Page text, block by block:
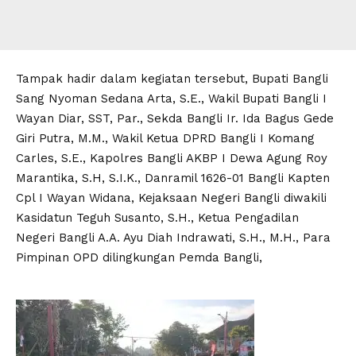
Tampak hadir dalam kegiatan tersebut, Bupati Bangli
Sang Nyoman Sedana Arta, S.E., Wakil Bupati Bangli I
Wayan Diar, SST, Par., Sekda Bangli Ir. Ida Bagus Gede
Giri Putra, M.M., Wakil Ketua DPRD Bangli I Komang
Carles, S.E., Kapolres Bangli AKBP I Dewa Agung Roy
Marantika, S.H, S.I.K., Danramil 1626-01 Bangli Kapten
Cpl I Wayan Widana, Kejaksaan Negeri Bangli diwakili
Kasidatun Teguh Susanto, S.H., Ketua Pengadilan
Negeri Bangli A.A. Ayu Diah Indrawati, S.H., M.H., Para
Pimpinan OPD dilingkungan Pemda Bangli,